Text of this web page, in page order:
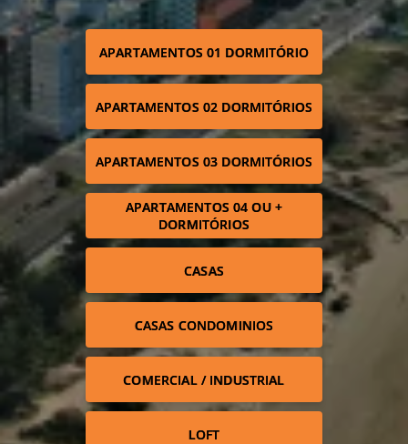
APARTAMENTOS 01 DORMITÓRIO
APARTAMENTOS 02 DORMITÓRIOS
APARTAMENTOS 03 DORMITÓRIOS
APARTAMENTOS 04 OU +
DORMITÓRIOS
CASAS
CASAS CONDOMINIOS
COMERCIAL / INDUSTRIAL
LOFT